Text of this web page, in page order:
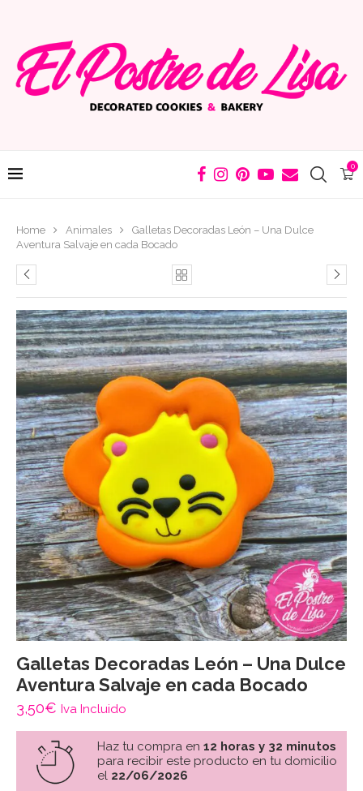
0
Home Animales
Galletas Decoradas León – Una Dulce
Aventura Salvaje en cada Bocado
Galletas Decoradas León – Una Dulce
Aventura Salvaje en cada Bocado
3,50€ Iva Incluido
Haz tu compra en 12 horas y 32 minutos
para recibir este producto en tu domicilio
el 22/06/2026